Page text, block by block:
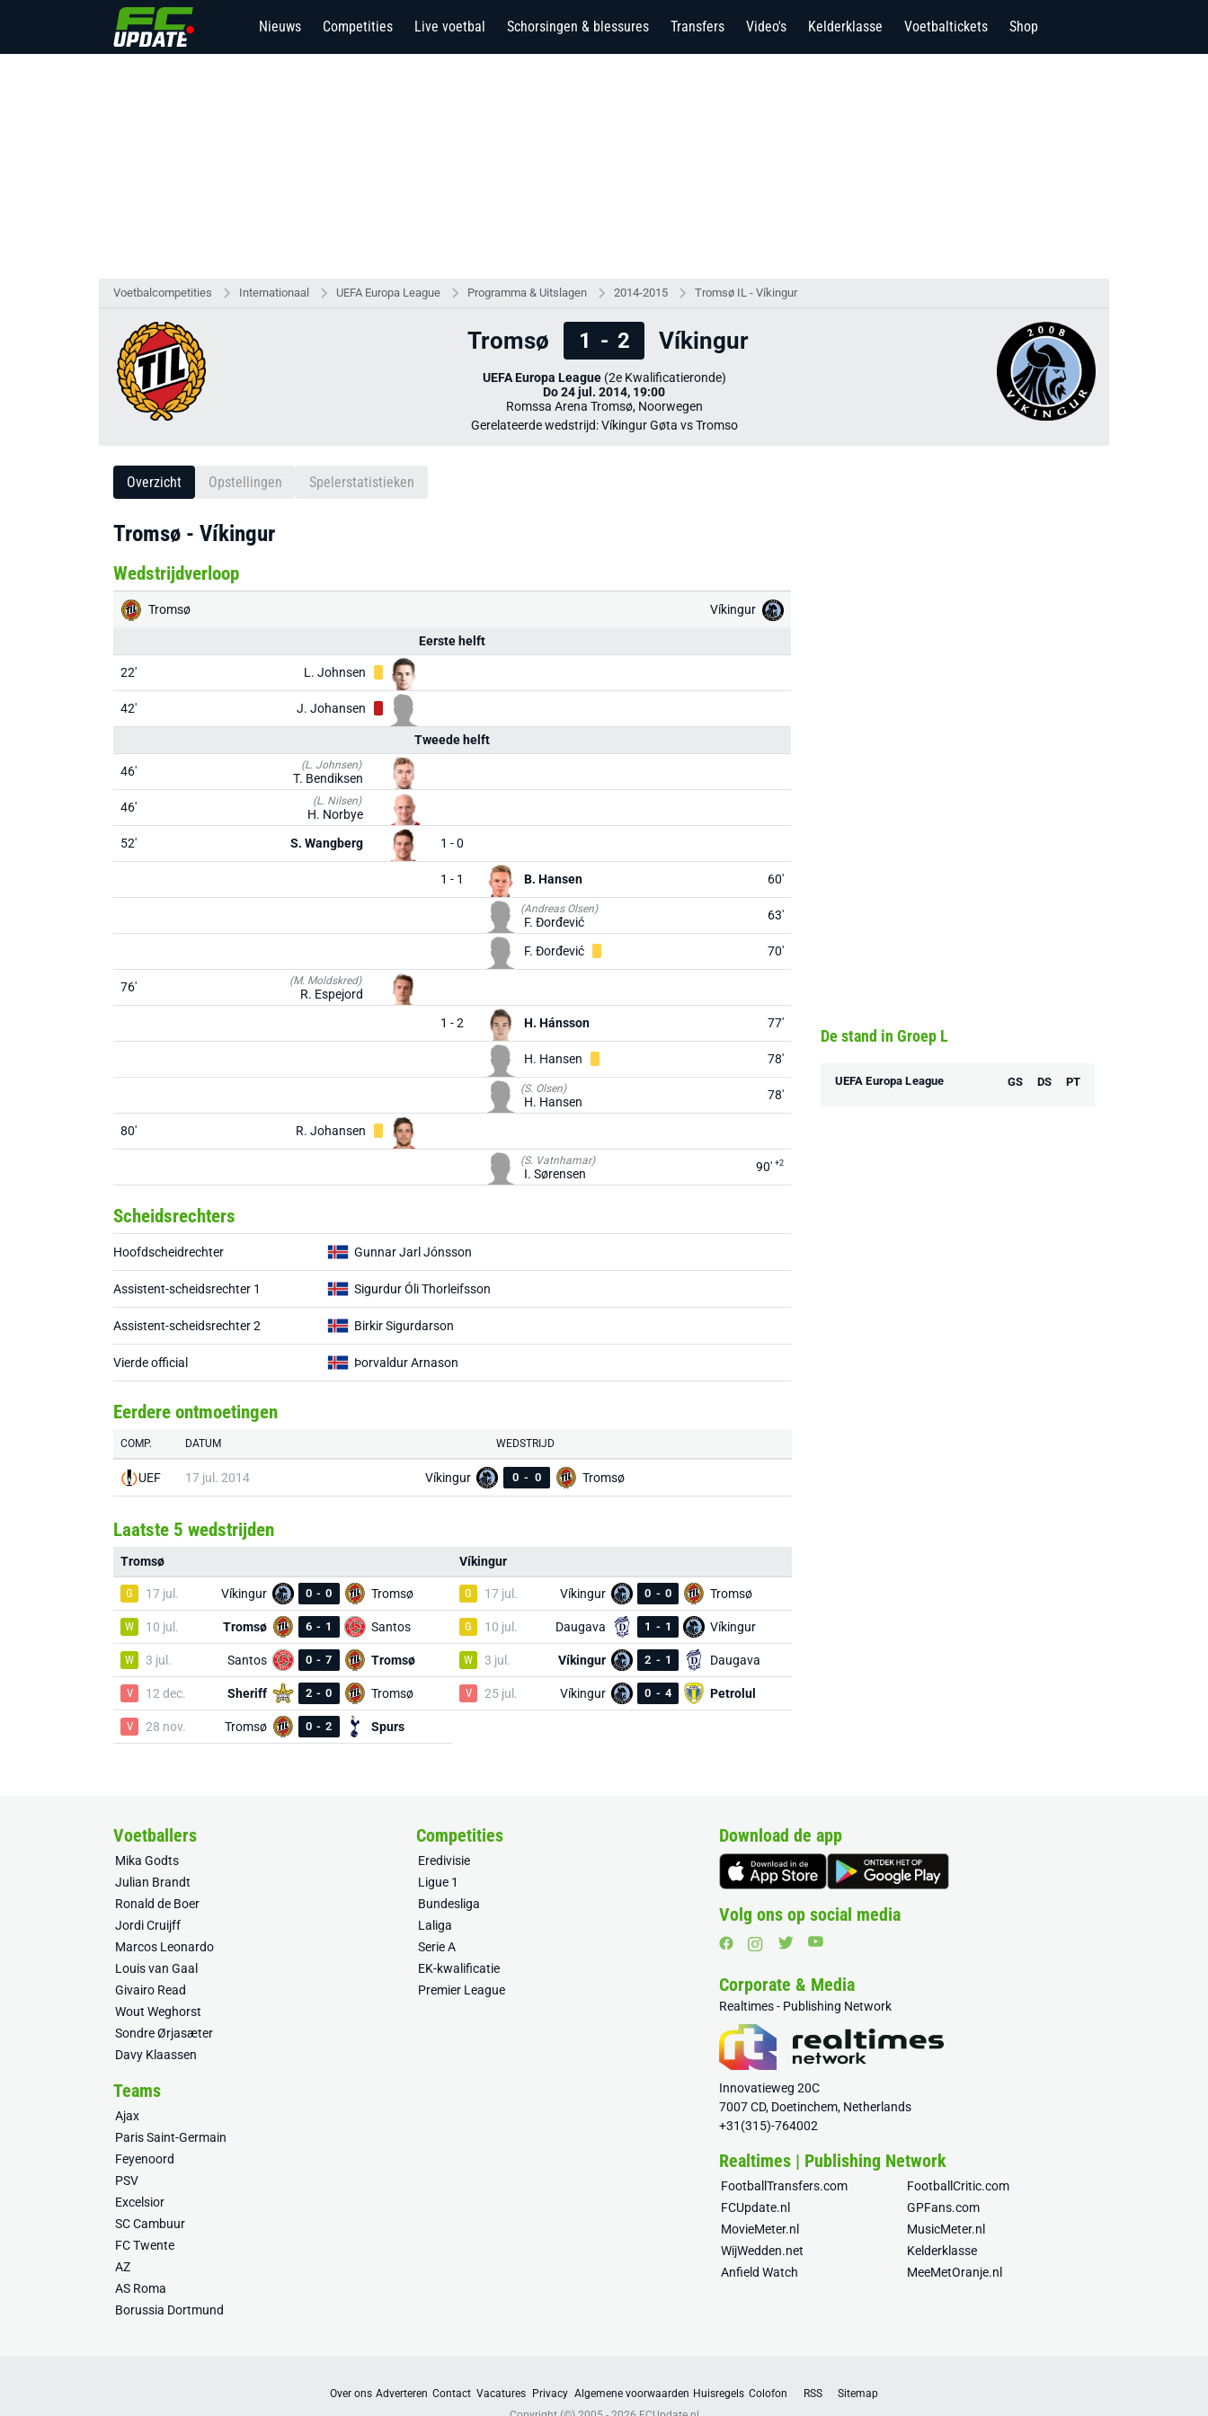
Nieuws Competities Live voetbal Schorsingen & blessures Transfers Video's Kelderklasse Voetbaltickets Shop
Voetbalcompetities Internationaal UEFA Europa League Programma & Uitslagen 2014-2015 Tromsø IL - Víkingur
Tromsø 1 - 2 Víkingur
UEFA Europa League(2e Kwalificatieronde)
Do 24 jul. 2014, 19:00
Romssa Arena Tromsø, Noorwegen
Gerelateerde wedstrijd: Víkingur Gøta vs Tromso
Overzicht Opstellingen Spelerstatistieken
Tromsø - Víkingur
Wedstrijdverloop
Tromsø Víkingur
Eerste helft
22' L. Johnsen
42' J. Johansen
Tweede helft
46' (L. Johnsen)
T. Bendiksen
46'
(L. Nilsen)
H. Norbye
52'
S. Wangberg 1 - 0
1 - 1 B. Hansen 60'
(Andreas Olsen)
F. Đorđević 63'
F. Đorđević 70'
76' (M. Moldskred)
R. Espejord
1 - 2
H. Hánsson 77'
H. Hansen 78'
(S. Olsen)
H. Hansen 78'
80' R. Johansen
(S. Vatnhamar)
I. Sørensen 90' +2
Scheidsrechters
Hoofdscheidrechter Gunnar Jarl Jónsson
Assistent-scheidsrechter 1 Sigurdur Óli Thorleifsson
Assistent-scheidsrechter 2 Birkir Sigurdarson
Vierde official Þorvaldur Arnason
Eerdere ontmoetingen
COMP. DATUM WEDSTRIJD
UEF 17 jul. 2014 Víkingur 0 - 0 Tromsø
Laatste 5 wedstrijden
Tromsø
G 17 jul. Víkingur 0 - 0 Tromsø
W 10 jul. Tromsø 6 - 1 Santos
W 3 jul. Santos 0 - 7 Tromsø
V 12 dec. Sheriff 2 - 0 Tromsø
V 28 nov. Tromsø 0 - 2 Spurs
Víkingur
G 17 jul. Víkingur 0 - 0 Tromsø
G 10 jul. Daugava 1 - 1 Víkingur
W 3 jul. Víkingur 2 - 1 Daugava
V 25 jul. Víkingur 0 - 4 Petrolul
De stand in Groep L
UEFA Europa League GS DS PT
Voetballers
Mika Godts
Julian Brandt
Ronald de Boer
Jordi Cruijff
Marcos Leonardo
Louis van Gaal
Givairo Read
Wout Weghorst
Sondre Ørjasæter
Davy Klaassen
Competities
Eredivisie
Ligue 1
Bundesliga
Laliga
Serie A
EK-kwalificatie
Premier League
Teams
Ajax
Paris Saint-Germain
Feyenoord
PSV
Excelsior
SC Cambuur
FC Twente
AZ
AS Roma
Borussia Dortmund
Download de app
Volg ons op social media
Corporate & Media
Realtimes - Publishing Network
Innovatieweg 20C
7007 CD, Doetinchem, Netherlands
+31(315)-764002
Realtimes | Publishing Network
FootballTransfers.com
FootballCritic.com
FCUpdate.nl
GPFans.com
MovieMeter.nl
MusicMeter.nl
WijWedden.net
Kelderklasse
Anfield Watch
MeeMetOranje.nl
Over ons Adverteren Contact Vacatures Privacy Algemene voorwaarden Huisregels Colofon RSS
Sitemap